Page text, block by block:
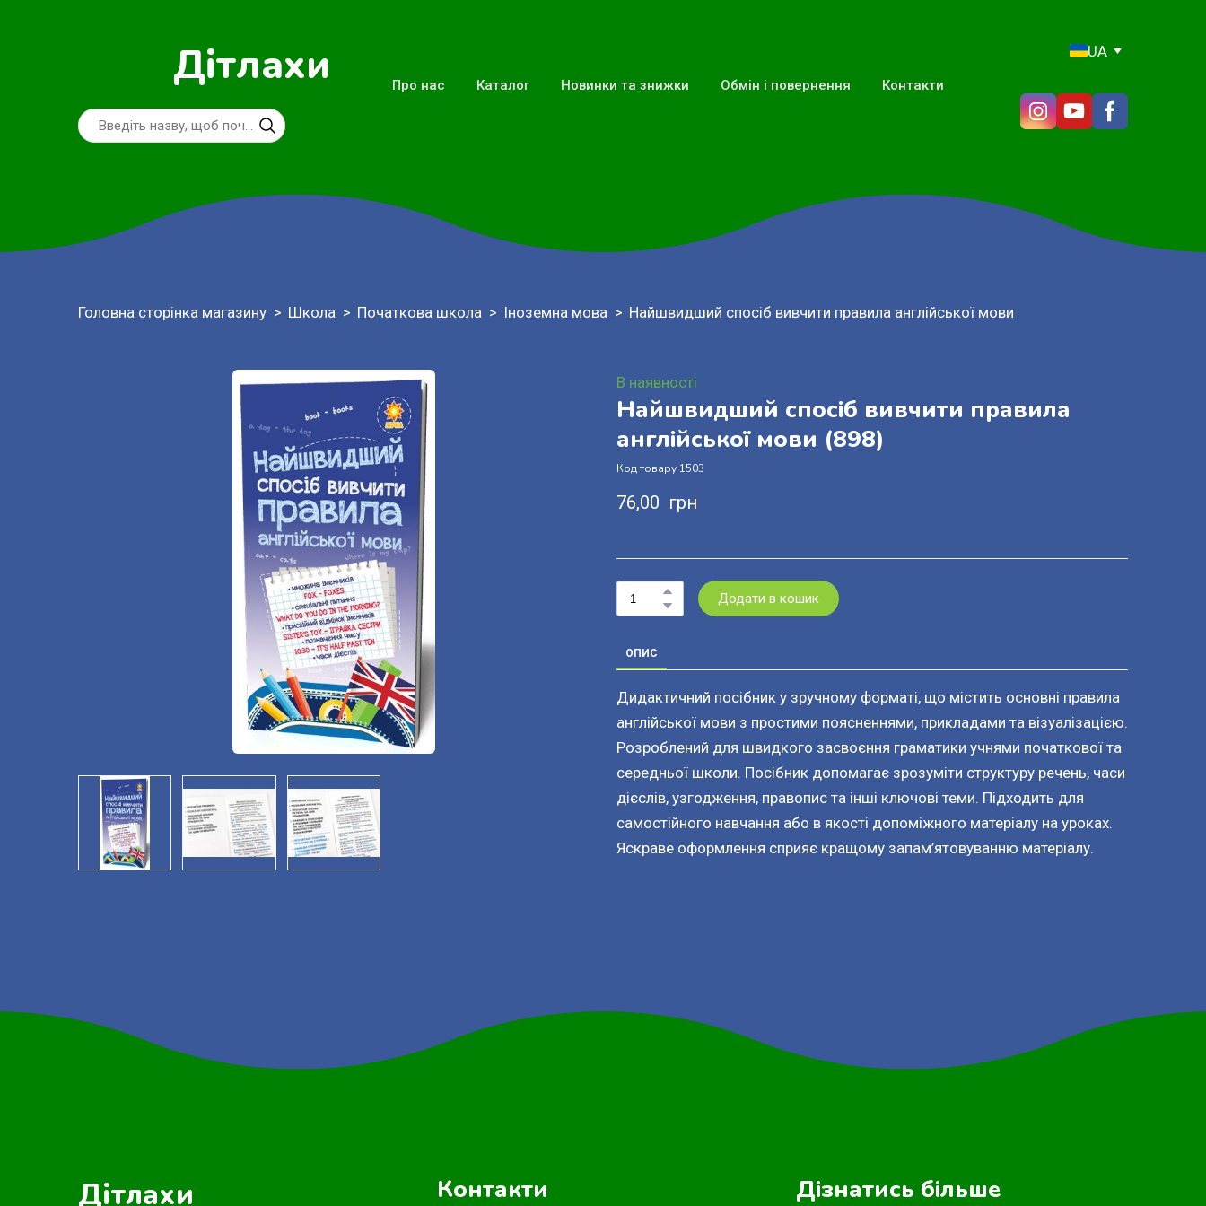
Дітлахи Про нас Каталог Новинки та знижки Обмін і повернення Контакти
UA
Головна сторінка магазину Школа Початкова школа Іноземна мова Найшвидший спосіб вивчити правила англійської мови
В наявності
Найшвидший спосіб вивчити правила
англійської мови (898)
Код товару 1503
76,00  грн
Додати в кошик
ОПИС
Дидактичний посібник у зручному форматі, що містить основні правила
англійської мови з простими поясненнями, прикладами та візуалізацією.
Розроблений для швидкого засвоєння граматики учнями початкової та
середньої школи. Посібник допомагає зрозуміти структуру речень, часи
дієслів, узгодження, правопис та інші ключові теми. Підходить для
самостійного навчання або в якості допоміжного матеріалу на уроках.
Яскраве оформлення сприяє кращому запам’ятовуванню матеріалу.
Дітлахи Контакти Дізнатись більше